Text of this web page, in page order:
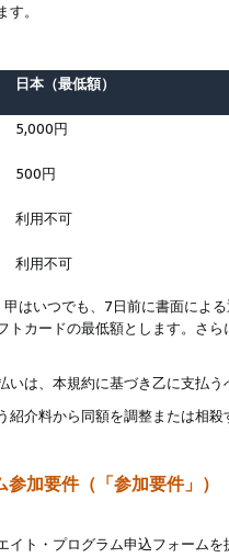
。
日本（最低額）
5,000円
500円
利用不可
利用不可
はいつでも、7日前に書面によ
トカードの最低額とします。さ
は、本規約に基づき乙に支払う
介料から同額を調整または相殺
加要件（「参加要件」）
ト・プログラム申込フォーム